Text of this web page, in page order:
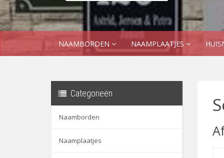
NAAMBORDEN NAAMPLAATJES
Categorieën
Naamborden
Naamplaatjes